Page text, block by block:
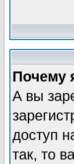
Почему
А вы
доступ
так, то